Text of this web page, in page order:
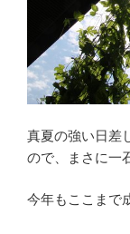
真夏の強い日差
ので、まさに一
今年もここまで